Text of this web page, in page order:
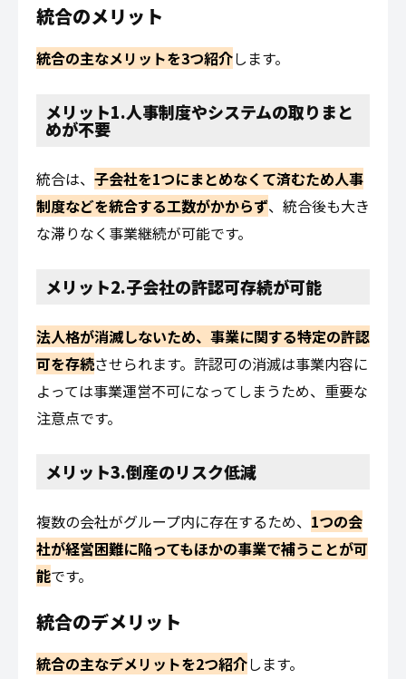
統合のメリット
統合の主なメリットを3つ紹介します。
メリット1.人事制度やシステムの取りまと
めが不要
統合は、 子会社を1つにまとめなくて済むため人事
制度などを統合する工数がかからず、統合後も大き
な滞りなく事業継続が可能です。
メリット2.子会社の許認可存続が可能
法人格が消滅しないため、事業に関する特定の許認
可を存続させられます。許認可の消滅は事業内容に
よっては事業運営不可になってしまうため、重要な
注意点です。
メリット3.倒産のリスク低減
複数の会社がグループ内に存在するため、 1つの会
社が経営困難に陥ってもほかの事業で補うことが可
能です。
統合のデメリット
統合の主なデメリットを2つ紹介します。